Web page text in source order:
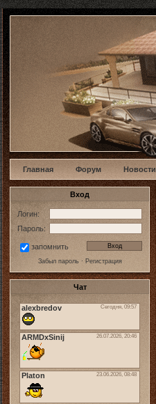
w
Главная Форум Новости
Вход
Логин:
Пароль:
запомнить
Забыл пароль· Регистрация
Чат